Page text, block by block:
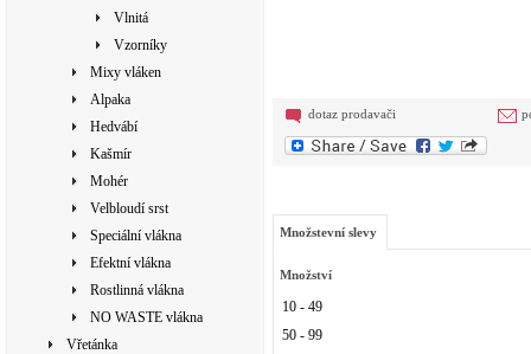
Vlnitá
Vzorníky
Mixy vláken
Alpaka
Hedvábí
Kašmír
Mohér
Velbloudí srst
Speciální vlákna
Efektní vlákna
Rostlinná vlákna
NO WASTE vlákna
Vřetánka
dotaz prodavači
Množstevní slevy
Množství
10 - 49
50 - 99